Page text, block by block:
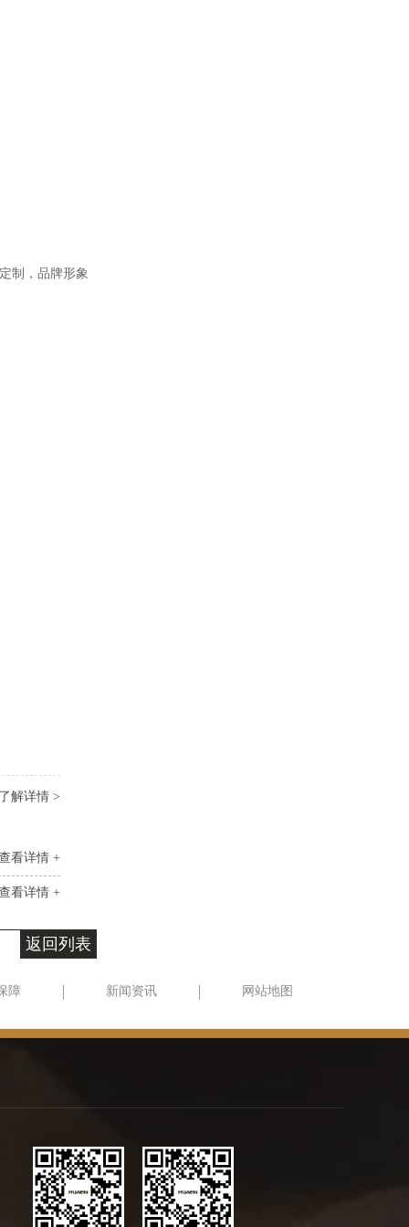
制，品牌形象
了解详情 >
看详情 +
看详情 +
返回列表
障 新闻资讯 网站地图